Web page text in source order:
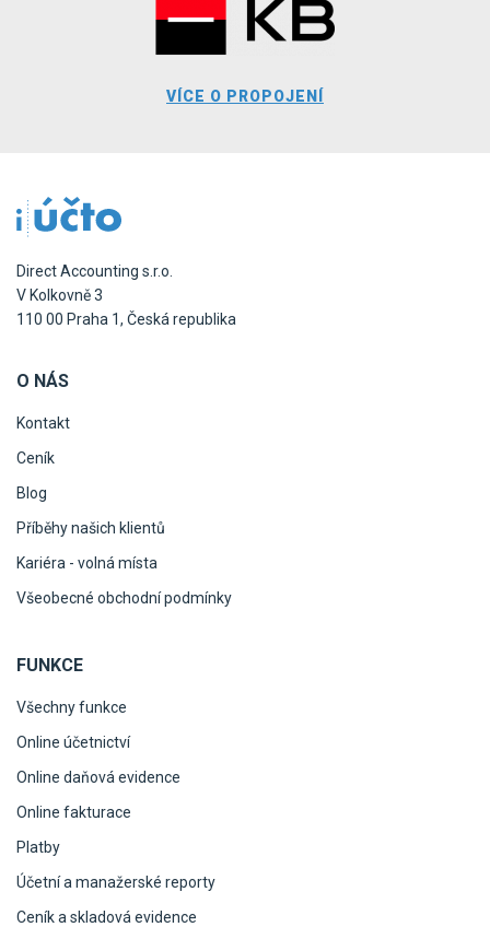
VÍCE O PROPOJENÍ
Direct Accounting s.r.o.
V Kolkovně 3
110 00 Praha 1, Česká republika
O NÁS
Kontakt
Ceník
Blog
Příběhy našich klientů
Kariéra - volná místa
Všeobecné obchodní podmínky
FUNKCE
Všechny funkce
Online účetnictví
Online daňová evidence
Online fakturace
Platby
Účetní a manažerské reporty
Ceník a skladová evidence